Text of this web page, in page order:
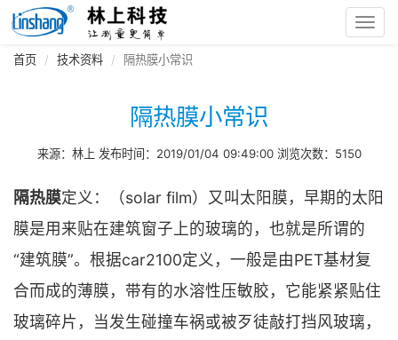
首页 技术资料 隔热膜小常识
隔热膜小常识
来源：林上 发布时间：2019/01/04 09:49:00 浏览次数：5150
隔热膜定义：（solar film）又叫太阳膜，早期的太阳
膜是用来贴在建筑窗子上的玻璃的，也就是所谓的
“建筑膜”。根据car2100定义，一般是由PET基材复
合而成的薄膜，带有的水溶性压敏胶，它能紧紧贴住
玻璃碎片，当发生碰撞车祸或被歹徒敲打挡风玻璃，